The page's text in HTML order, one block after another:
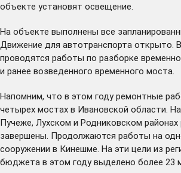
объекте установят освещение.
На объекте выполнены все
Движение для автотранспорта открыто.
проводятся работы по разборке
и ранее возведенного временного моста.
Напомним, что в этом году ремонтные
четырех мостах в Ивановской области.
Пучеже, Лухском и Родниковском
завершены. Продолжаются работы на
сооружении в Кинешме. На эти цели из
бюджета в этом году выделено более 23